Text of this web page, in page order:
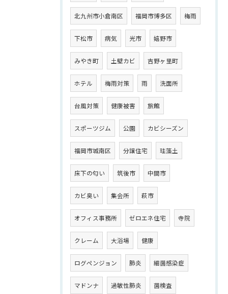
北九州市小倉南区 福岡市博多区 梅雨
下松市 病気 光市 嬉野市
みやき町 土壁カビ 吉野ヶ里町
ホテル 梅雨対策 雨 洗面所
台風対策 健康被害 旅館
スポーツジム 公園 カビシーズン
福岡市城南区 分譲住宅 珪藻土
床下の匂い 筑後市 中間市
カビ臭い 集会所 萩市
オフィス事務所 ゼロエネ住宅 寺院
クレーム 大浴場 健康
ログペンジョン 肺炎 細菌感染症
マドンナ 過敏性肺炎 菌検査